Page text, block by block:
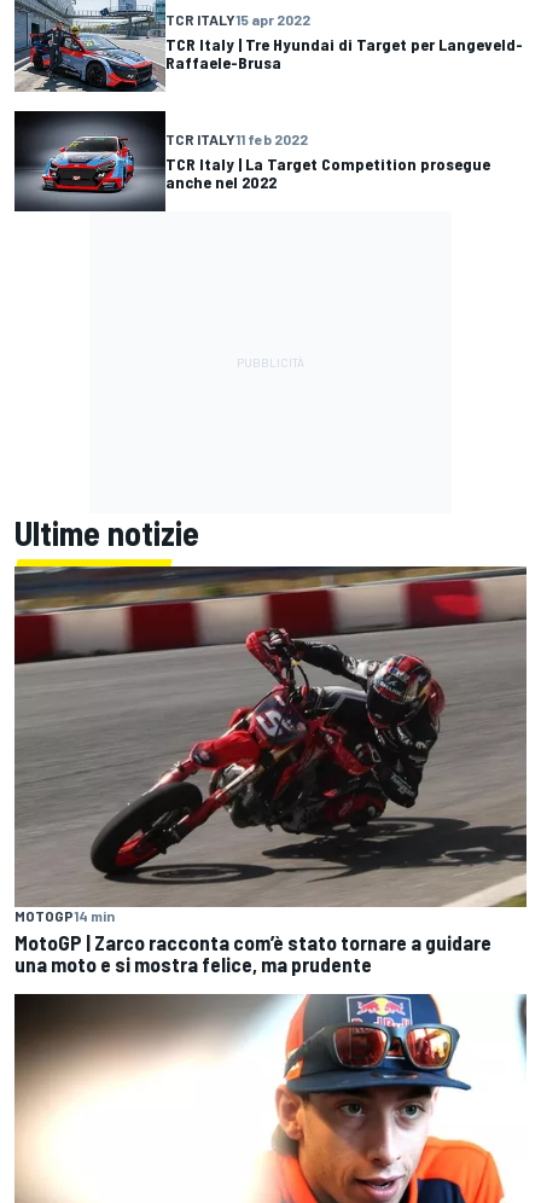
TCR ITALY15 apr 2022
TCR Italy | Tre Hyundai di Target per Langeveld-
Raffaele-Brusa
TCR ITALY11 feb 2022
TCR Italy | La Target Competition prosegue
anche nel 2022
Ultime notizie
MOTOGP14 min
MotoGP | Zarco racconta com’è stato tornare a guidare
una moto e si mostra felice, ma prudente